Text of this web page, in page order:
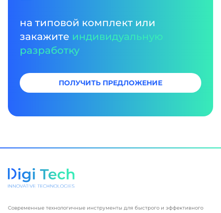
на типовой комплект или
закажите индивидуальную
разработку
ПОЛУЧИТЬ ПРЕДЛОЖЕНИЕ
Современные технологичные инструменты для быстрого и эффективного